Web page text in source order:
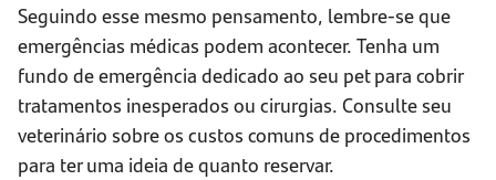
Seguindo esse mesmo pensamento, lembre-se que
emergências médicas podem acontecer. Tenha um
fundo de emergência dedicado ao seu pet para cobrir
tratamentos inesperados ou cirurgias. Consulte seu
veterinário sobre os custos comuns de procedimentos
para ter uma ideia de quanto reservar.